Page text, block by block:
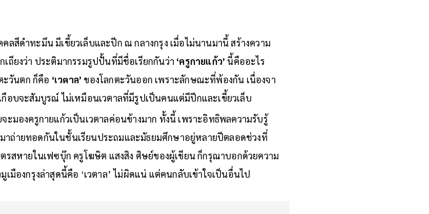
ลสีดำทะมึน มีเขี้ยวเล็บและปีก ณ กลางกรุง เมื่อไม่นานมานี้ สร้างความ
ถียงว่า ประติมากรรมรูปปั้นที่มีชื่อเรียกกันว่า ‘ครูกายแก้ว’ นี้คืออะไร
ะวันตก ก็คือ ‘เวตาล’ ของโลกตะวันออก เพราะลักษณะที่พ้องกัน เนื่องจา
อบจะสัมบูรณ์ ไม่เหมือนเวตาลที่มีรูปเป็นคนแต่มีปีกและเขี้ยวเล็บ
ะมองครูกายแก้วเป็นเวตาลค่อนข้างมาก ทั้งนี้ เพราะอิทธิพลความรับรู้
าถ่ายทอดกันในชั้นเรียนประถมและมัธยมศึกษาอยู่หลายปีตลอดช่วงที่
รสหายในเฟซบุ๊ก ครูโฆษิต แสงสิง ศิษย์ของผู้เขียน ก็กรุณาบอกด้วยความ
มืองกรุงล่าสุดนี้คือ ‘เวตาล’ ไม่ผิดแน่ แต่คนกลับเข้าใจเป็นอื่นไป